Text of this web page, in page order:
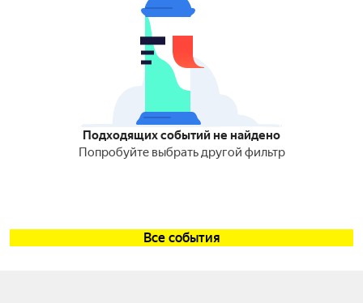
Подходящих событий не найдено
Попробуйте выбрать другой фильтр
Все события